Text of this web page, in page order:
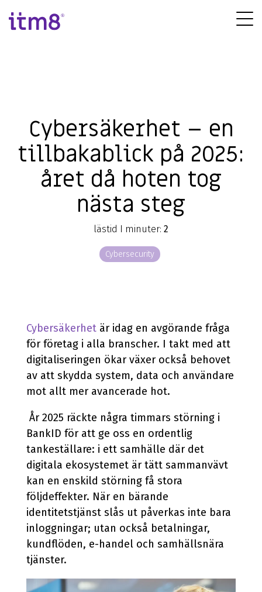
direkte
Cybersäkerhet – en
tillbakablick på 2025:
året då hoten tog
nästa steg
lästid I minuter: 2
Cybersecurity
Cybersäkerhet är idag en avgörande fråga
för företag i alla branscher. I takt med att
digitaliseringen ökar växer också behovet
av att skydda system, data och användare
mot allt mer avancerade hot.
År 2025 räckte några timmars störning i
BankID för att ge oss en ordentlig
tankeställare: i ett samhälle där det
digitala ekosystemet är tätt sammanvävt
kan en enskild störning få stora
följdeffekter. När en bärande
identitetstjänst slås ut påverkas inte bara
inloggningar; utan också betalningar,
kundflöden, e-handel och samhällsnära
tjänster.